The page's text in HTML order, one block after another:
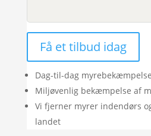
Få et tilbud idag
Dag-til-dag myrebekæmpelse
Miljøvenlig bekæmpelse af
Vi fjerner myrer indendørs
landet